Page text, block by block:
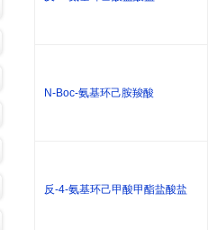
N-Boc-氨基环己胺羧酸
反-4-氨基环己甲酸甲酯盐酸盐